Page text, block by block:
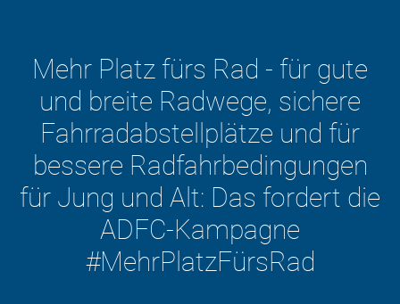
Mehr Platz fürs Rad - für gute
und breite Radwege, sichere
Fahrradabstellplätze und für
bessere Radfahrbedingungen
für Jung und Alt: Das fordert die
ADFC-Kampagne
#MehrPlatzFürsRad